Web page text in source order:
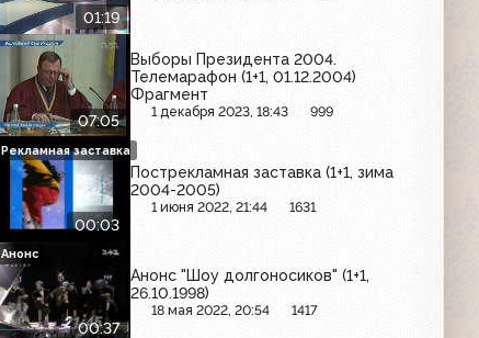
01:19
07:05
Выборы Президента 2004.
Телемарафон (1+1, 01.12.2004)
Фрагмент
1 декабря 2023, 18:43 999
00:03
Пострекламная заставка (1+1, зима
2004-2005)
1 июня 2022, 21:44 1631
Рекламная заставка
00:37
Анонс "Шоу долгоносиков" (1+1,
26.10.1998)
18 мая 2022, 20:54 1417
Анонс